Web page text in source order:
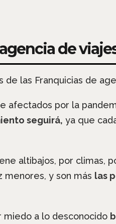
de
afectados por la
seguirá, ya que
altibajos, por climas,
menores, y son más las
miedo a lo desconocido